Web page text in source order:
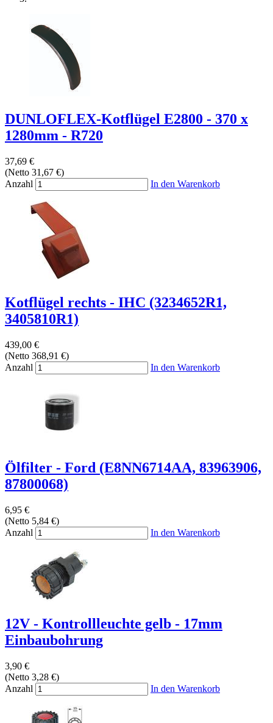
DUNLOFLEX-Kotflügel E2800 - 370 x
1280mm - R720
37,69 €
(Netto 31,67 €)
Anzahl
In den Warenkorb
Kotflügel rechts - IHC (3234652R1,
3405810R1)
439,00 €
(Netto 368,91 €)
Anzahl
In den Warenkorb
Ölfilter - Ford (E8NN6714AA, 83963906,
87800068)
6,95 €
(Netto 5,84 €)
Anzahl
In den Warenkorb
12V - Kontrollleuchte gelb - 17mm
Einbaubohrung
3,90 €
(Netto 3,28 €)
Anzahl
In den Warenkorb